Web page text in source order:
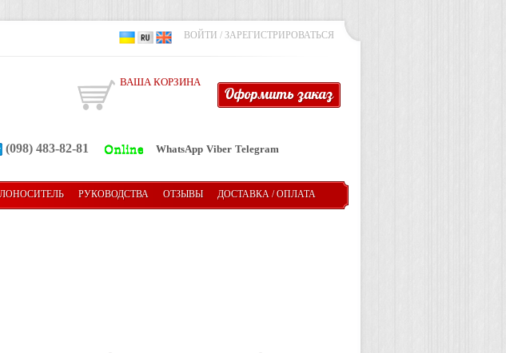
ВОЙТИ / ЗАРЕГИСТРИРОВАТЬСЯ
Оформить заказ
ВАША КОРЗИНА
(098) 483-82-81 WhatsApp Viber Telegram
РУКОВОДСТВА ОТЗЫВЫ ДОСТАВКА / ОПЛАТА